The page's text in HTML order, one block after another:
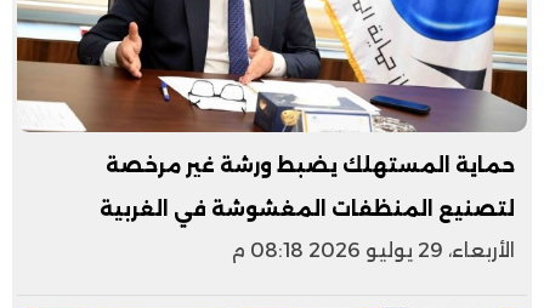
حماية المستهلك يضبط ورشة غير مرخصة
لتصنيع المنظفات المغشوشة في الغربية
الأربعاء، 29 يوليو 2026 08:18 م